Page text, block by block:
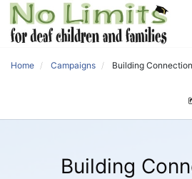
Home Campaigns Building
Building